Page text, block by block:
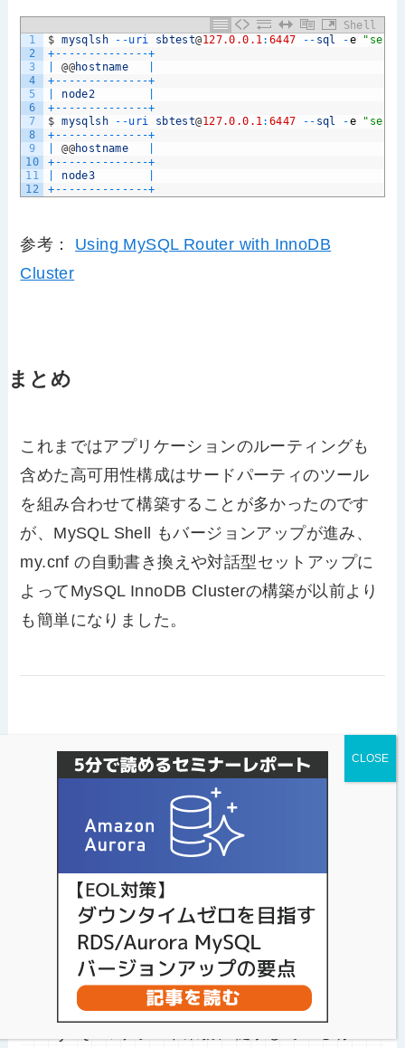
Shell
1
2
3
4
5
6
7
8
9
10
11
12
$ mysqlsh --uri sbtest@127.0.0.1: 6447 -- sql -e
"select
+ -- -- -- -- -- -- --+
@@hostname
+ -- -- -- -- -- -- --+
node2
+ -- -- -- -- -- -- --+
$ mysqlsh --uri sbtest@127.0.0.1: 6447 -- sql -e
"select
+ -- -- -- -- -- -- --+
@@hostname
+ -- -- -- -- -- -- --+
node3
+ -- -- -- -- -- -- --+
参考： Using MySQL Router with InnoDB
Cluster
まとめ
これまではアプリケーションのルーティングも
含めた高可用性構成はサードパーティのツール
を組み合わせて構築することが多かったのです
が、MySQL Shell もバージョンアップが進み、
my.cnf の自動書き換えや対話型セットアップに
よってMySQL InnoDB Clusterの構築が以前より
も簡単になりました。
スマートスタイルTECHブログに
ついて
スマートスタイルTECHブログでは、日頃